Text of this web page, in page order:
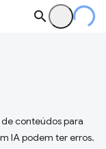
conteúdos para
IA podem ter erros.